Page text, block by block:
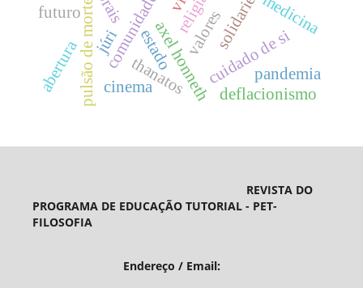
cuidado de si
axel honneth
estado
comunidade medicina
pulsão de morte thanatos
futuro
pandemia
valores
abertura deflacionismo
júri
cinema
REVISTA DO
PROGRAMA DE EDUCAÇÃO TUTORIAL - PET-
FILOSOFIA
Endereço / Email: